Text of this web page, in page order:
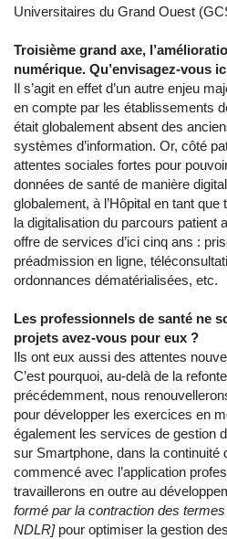
Universitaires du Grand Ouest
Troisième grand axe,
numérique. Qu’envisagez-vous
Il s’agit en effet d’un autre enjeu
en compte par les établissements
était globalement absent des
systèmes d’information. Or, côté
attentes sociales fortes pour
données de santé de manière
globalement, à l’Hôpital en tant
la digitalisation du parcours patient
offre de services d’ici cinq ans :
préadmission en ligne,
ordonnances dématérialisées, etc.
Les professionnels de santé ne
projets avez-vous pour eux ?
Ils ont eux aussi des attentes
C’est pourquoi, au-delà de la
précédemment, nous
pour développer les exercices en
également les services de gestion
sur Smartphone, dans la continuité
commencé avec l’application
travaillerons en outre au
formé par la contraction des
NDLR]pour optimiser la gestion